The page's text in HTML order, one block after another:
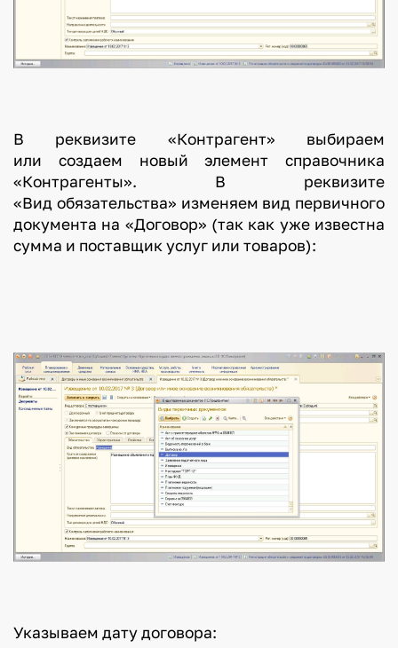
В реквизите «Контрагент» выбираем
или создаем новый элемент справочника
«Контрагенты». В реквизите
«Вид обязательства» изменяем вид первичного
документа на «Договор» (так как уже известна
сумма и поставщик услуг или товаров):
Указываем дату договора: